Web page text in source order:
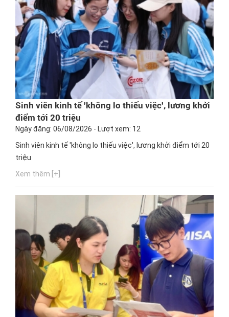
Sinh viên kinh tế 'không lo thiếu việc', lương khởi
điểm tới 20 triệu
Ngày đăng: 06/08/2026 - Lượt xem: 12
Sinh viên kinh tế 'không lo thiếu việc', lương khởi điểm tới 20
triệu
Xem thêm [+]